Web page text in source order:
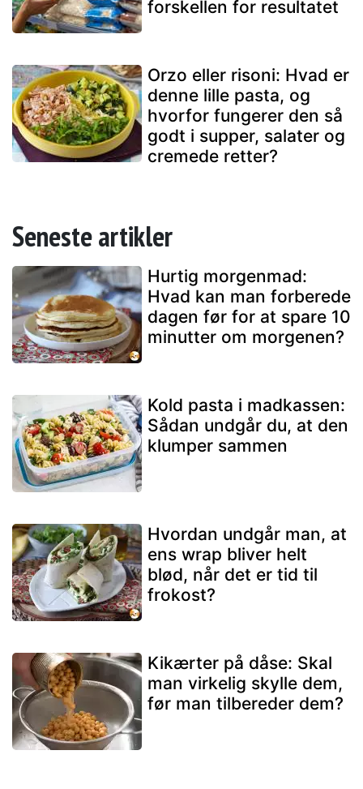
forskellen for resultatet
Orzo eller risoni: Hvad er
denne lille pasta, og
hvorfor fungerer den så
godt i supper, salater og
cremede retter?
Seneste artikler
Hurtig morgenmad:
Hvad kan man forberede
dagen før for at spare 10
minutter om morgenen?
Kold pasta i madkassen:
Sådan undgår du, at den
klumper sammen
Hvordan undgår man, at
ens wrap bliver helt
blød, når det er tid til
frokost?
Kikærter på dåse: Skal
man virkelig skylle dem,
før man tilbereder dem?